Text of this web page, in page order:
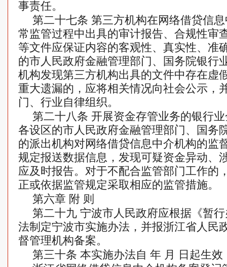
事责任。
第二十七条 第三方机构在网络借贷信
常监管过程中出具的审计报告、合规性审
等文件应保证内容的客观性、真实性、准
的市人民政府金融管理部门、国务院银行
机构发现第三方机构出具的文件中存在虚
重大遗漏的，应将相关情况向社会公示，
门、行业自律组织。
第二十八条 开展资金存管业务的银行
各设区的市人民政府金融管理部门、国务
的派出机构对网络借贷信息中介机构的监
规定报送数据信息，发现可疑资金异动、
应及时报告。对于不配合监管部门工作的
正或依据监管规定采取相应的监管措施。
第六章 附 则
第二十九 宁波市人民政府应根据《暂
法制定宁波市实施办法，并报浙江省人民
督管理机构备案。
第三十条 本实施办法自 年 月 日起生